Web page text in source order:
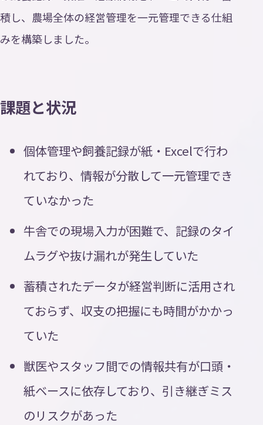
積し、農場全体の経営管理を一元管理できる仕組
みを構築しました。
課題と状況
個体管理や飼養記録が紙・Excelで行わ
れており、情報が分散して一元管理でき
ていなかった
牛舎での現場入力が困難で、記録のタイ
ムラグや抜け漏れが発生していた
蓄積されたデータが経営判断に活用され
ておらず、収支の把握にも時間がかかっ
ていた
獣医やスタッフ間での情報共有が口頭・
紙ベースに依存しており、引き継ぎミス
のリスクがあった